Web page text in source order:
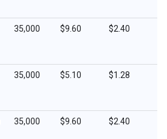
35,000 $9.60 $2.40
35,000 $5.10 $1.28
35,000 $9.60 $2.40